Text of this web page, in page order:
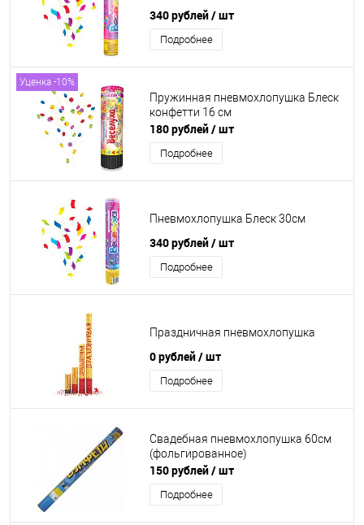
340 рублей/ шт
Подробнее
Уценка -10%
Пружинная пневмохлопушка Блеск
конфетти 16 см
180 рублей/ шт
Подробнее
Пневмохлопушка Блеск 30см
340 рублей/ шт
Подробнее
Праздничная пневмохлопушка
0 рублей/ шт
Подробнее
Свадебная пневмохлопушка 60см
(фольгированное)
150 рублей/ шт
Подробнее